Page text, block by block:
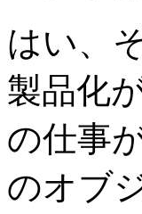
はい、
製品化
の仕事
のオブ